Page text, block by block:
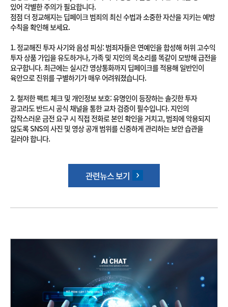
있어 각별한 주의가 필요합니다.
점점 더 정교해지는 딥페이크 범죄의 최신 수법과 소중한 자산을 지키는 예방
수칙을 확인해 보세요.
1. 정교해진 투자 사기와 음성 피싱: 범죄자들은 연예인을 합성해 허위 고수익
투자 상품 가입을 유도하거나, 가족 및 지인의 목소리를 똑같이 모방해 급전을
요구합니다. 최근에는 실시간 영상통화까지 딥페이크를 적용해 일반인이
육안으로 진위를 구별하기가 매우 어려워졌습니다.
2. 철저한 팩트 체크 및 개인정보 보호: 유명인이 등장하는 솔깃한 투자
광고라도 반드시 공식 채널을 통한 교차 검증이 필수입니다. 지인의
갑작스러운 금전 요구 시 직접 전화로 본인 확인을 거치고, 범죄에 악용되지
않도록 SNS의 사진 및 영상 공개 범위를 신중하게 관리하는 보안 습관을
길러야 합니다.
관련뉴스 보기